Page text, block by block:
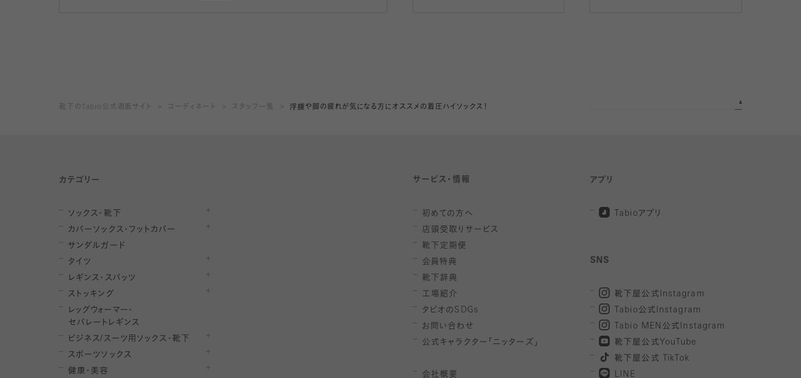
靴下のTabio公式通販サイト コーディネート スタッフ一覧 浮腫や脚の疲れが気になる方にオススメの着圧ハイソックス！
カテゴリー
ソックス・靴下
カバーソックス・フットカバー
サンダルガード
タイツ
レギンス・スパッツ
ストッキング
レッ グ ウォ ー マ ー ・
セ パレー ト レ ギン ス
ビジネス/スーツ用 ソックス・靴下
スポーツソックス
健康・美容
サービス・情報
初めての方へ
店頭受取りサービス
靴下定期便
会員特典
靴下辞典
工場紹介
タビオの SDGs
お問い合わせ
公式キャラクター「ニッターズ」
会社概要
アプリ
Tabio アプリ
SNS
靴下屋公式 Instagram
Tabio 公式 Instagram
Tabio MEN 公式 Instagram
靴下屋公式 YouTube
靴下屋公式
TikTok
LINE